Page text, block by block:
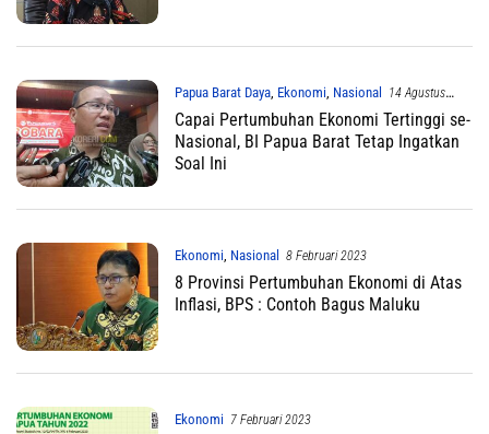
Papua Barat Daya, Ekonomi Nasional
14 Agustus
2024
Capai Pertumbuhan Ekonomi Tertinggi se-
Nasional, BI Papua Barat Tetap Ingatkan
Soal Ini
Ekonomi, Nasional 8 Februari 2023
8 Provinsi Pertumbuhan Ekonomi di Atas
Inflasi, BPS : Contoh Bagus Maluku
Ekonomi 7 Februari 2023